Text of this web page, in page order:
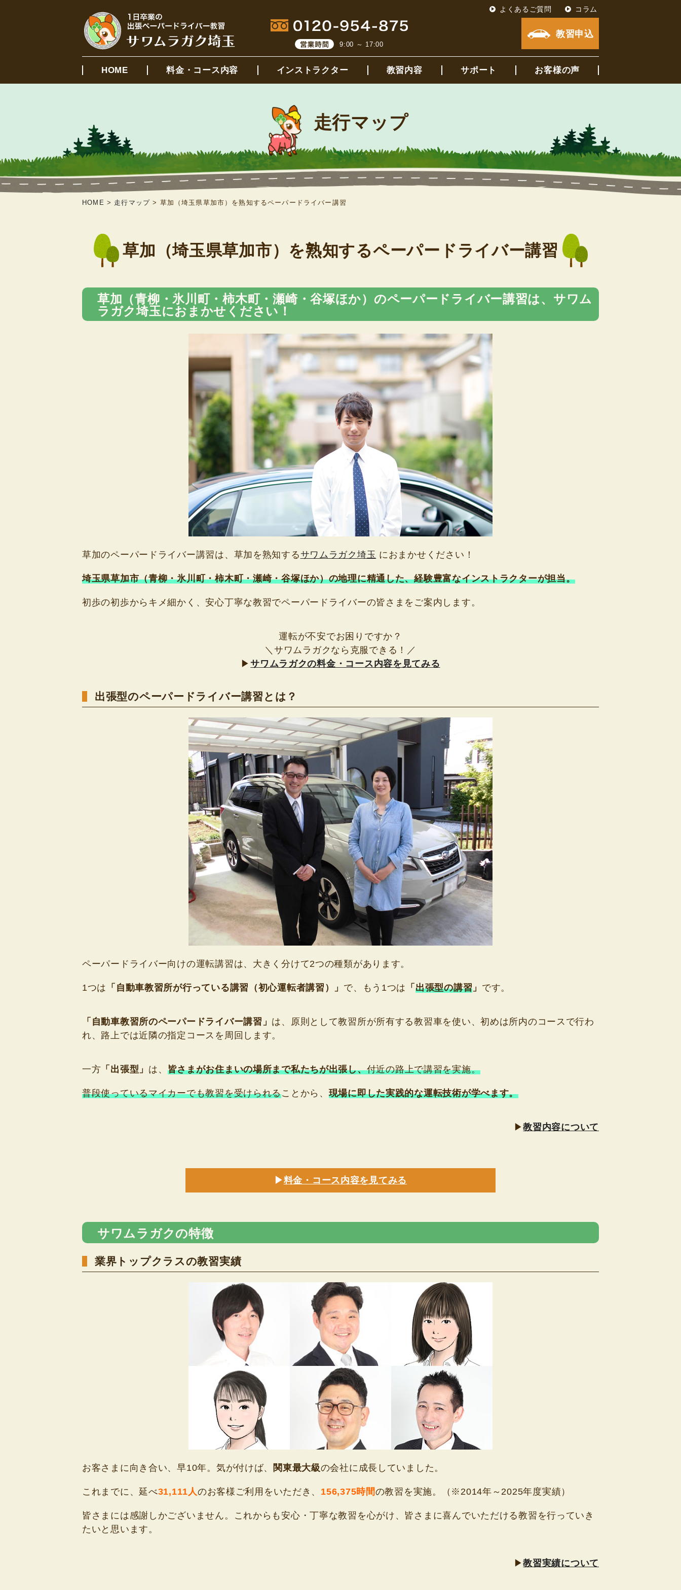
9:00 ～ 17:00
教習申込
よくあるご質問 コラム
HOME 料金・コース内容 インストラクター 教習内容 サポート お客様の声
走行マップ
HOME > 走行マップ > 草加（埼玉県草加市）を熟知するペーパードライバー講習
草加（埼玉県草加市）を熟知するペーパードライバー講習
草加（青柳・氷川町・柿木町・瀬崎・谷塚ほか）のペーパードライバー講習は、サワム
ラガク埼玉におまかせください！
草加のペーパードライバー講習は、草加を熟知するサワムラガク埼玉 におまかせください！
埼玉県草加市（青柳・氷川町・柿木町・瀬崎・谷塚ほか）の地理に精通した、経験豊富なインストラクターが担当。
初歩の初歩からキメ細かく、安心丁寧な教習でペーパードライバーの皆さまをご案内します。
運転が不安でお困りですか？
＼サワムラガクなら克服できる！／
▶サワムラガクの料金・コース内容を見てみる
出張型のペーパードライバー講習とは？
ペーパードライバー向けの運転講習は、大きく分けて2つの種類があります。
1つは 「自動車教習所が行っている講習（初心運転者講習）」 で、もう1つは 「 出張型の講習 」 です。
「自動車教習所のペーパードライバー講習」 は、原則として教習所が所有する教習車を使い、初めは所内のコースで行わ
れ、路上では近隣の指定コースを周回します。
一方 「出張型」 は、 皆さまがお住まいの場所まで私たちが出張し、付近の路上で講習を実施。
普段使っているマイカーでも教習を受けられることから、 現場に即した実践的な運転技術が学べます。
▶教習内容について
▶料金・コース内容を見てみる
サワムラガクの特徴
業界トップクラスの教習実績
お客さまに向き合い、早10年。気が付けば、 関東最大級の会社に成長していました。
これまでに、延べ31,111人のお客様ご利用をいただき、 156,375時間の教習を実施。（※2014年～2025年度実績）
皆さまには感謝しかございません。これからも安心・丁寧な教習を心がけ、皆さまに喜んでいただける教習を行っていき
たいと思います。
▶教習実績について